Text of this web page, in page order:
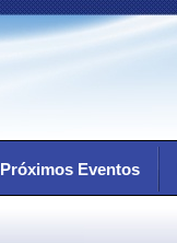
Próximos Eventos